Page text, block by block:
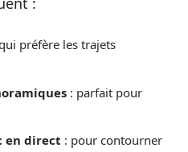
préfère les trajets
: parfait pour
en direct : pour contourner